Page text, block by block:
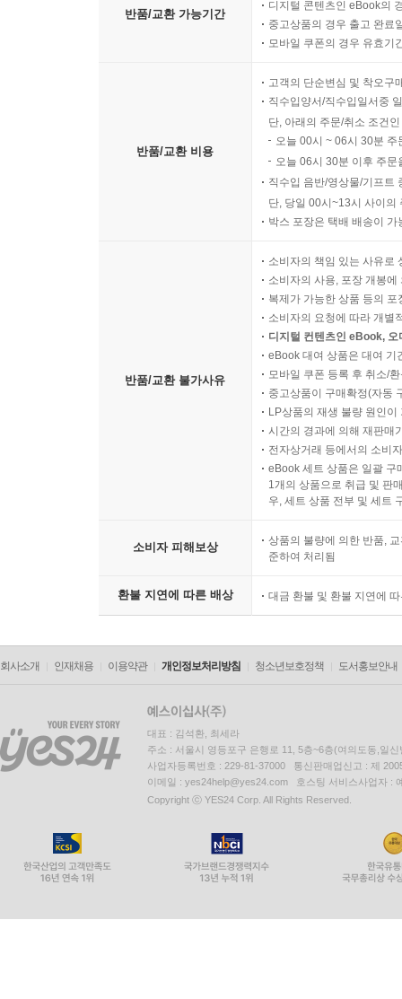
반품/교환 가능기간
디지털 콘텐츠인 eBook의
중고상품의 경우 출고 완료
모바일 쿠폰의 경우 유효기
반품/교환 비용
고객의 단순변심 및 착오구
직수입양서/직수입일서중
단, 아래의 주문/취소 조건
오늘 00시 ~ 06시 30분
오늘 06시 30분 이후 주
직수입 음반/영상물/기프트
단, 당일 00시~13시 사이의
박스 포장은 택배 배송이
반품/교환 불가사유
소비자의 책임 있는 사유로
소비자의 사용, 포장 개봉
복제가 가능한 상품 등의
소비자의 요청에 따라 개별
디지털 컨텐츠인 eBook,
eBook 대여 상품은 대여 기
모바일 쿠폰 등록 후 취소/
중고상품이 구매확정(자동
LP상품의 재생 불량 원인
시간의 경과에 의해 재판매
전자상거래 등에서의 소비
eBook 세트 상품은 일괄 구
1개의 상품으로 취급 및 판
우, 세트 상품 전부 및 세트
소비자 피해보상
상품의 불량에 의한 반품,
준하여 처리됨
환불 지연에 따른 배상 대금 환불 및 환불 지연에
회사소개 인재채용 이용약관 개인정보처리방침 청소년보호정책 도서홍보안내
대표 : 김석환, 최세라
주소 : 서울시 영등포구 은행로 11, 5층~6층(여의도동,일신
사업자등록번호 : 229-81-37000 통신판매업신고 : 제
이메일 : yes24help@yes24.com 호스팅 서비스사업자 :
Copyright ⓒ YES24 Corp. All Rights Reserved.